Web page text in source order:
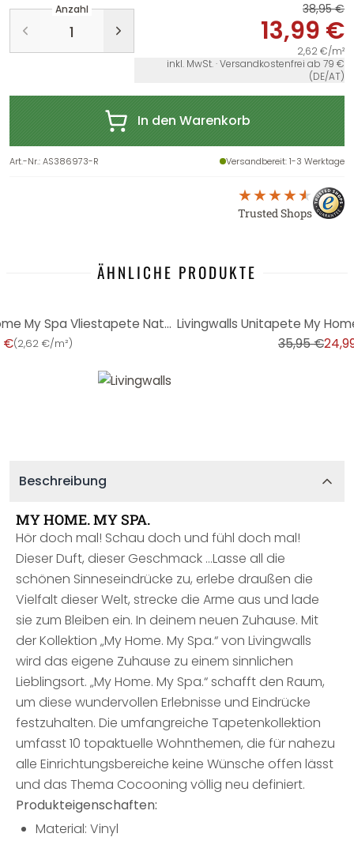
Anzahl 38,95 €
13,99 €
2,62 €/m²
inkl. MwSt. · Versandkostenfrei ab 79 €
(DE/AT)
In den Warenkorb
Art.-Nr.:AS386973-R Versandbereit: 1-3 Werktage
Trusted Shops
ÄHNLICHE PRODUKTE
Livingwalls Ethnotapete My Home My Spa Vliestapete Natural Cosy Home kieselgrau, hellbraun
€(2,62 €/m²) 35,95 €
Beschreibung
MY HOME. MY SPA.
Hör doch mal! Schau doch und fühl doch mal!
Dieser Duft, dieser Geschmack …Lasse all die
schönen Sinneseindrücke zu, erlebe draußen die
Vielfalt dieser Welt, strecke die Arme aus und lade
sie zum Bleiben ein. In deinem neuen Zuhause. Mit
der Kollektion „My Home. My Spa.“ von Livingwalls
wird das eigene Zuhause zu einem sinnlichen
Lieblingsort. „My Home. My Spa.“ schafft den Raum,
um diese wundervollen Erlebnisse und Eindrücke
festzuhalten. Die umfangreiche Tapetenkollektion
umfasst 10 topaktuelle Wohnthemen, die für nahezu
alle Einrichtungsbereiche keine Wünsche offen lässt
und das Thema Cocooning völlig neu definiert.
Produkteigenschaften:
Material: Vinyl